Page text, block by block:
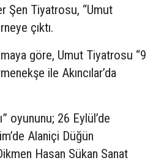
Şen Tiyatrosu, “Umut
çıktı.
göre, Umut Tiyatrosu “9
ile Akıncılar’da
oyununu; 26 Eylül’de
Alaniçi Düğün
Hasan Sükan Sanat